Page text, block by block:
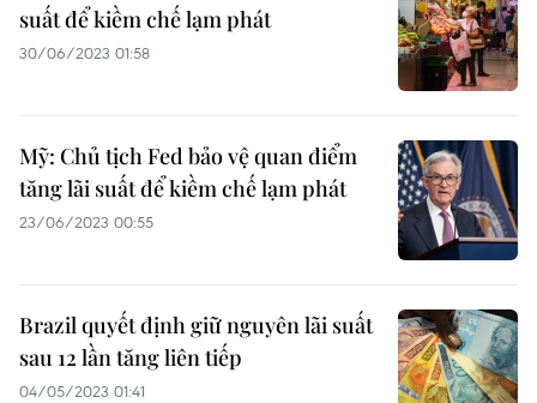
suất để kiềm chế lạm phát
30/06/2023 01:58
Mỹ: Chủ tịch Fed bảo vệ quan điểm
tăng lãi suất để kiềm chế lạm phát
23/06/2023 00:55
Brazil quyết định giữ nguyên lãi suất
sau 12 lần tăng liên tiếp
04/05/2023 01:41